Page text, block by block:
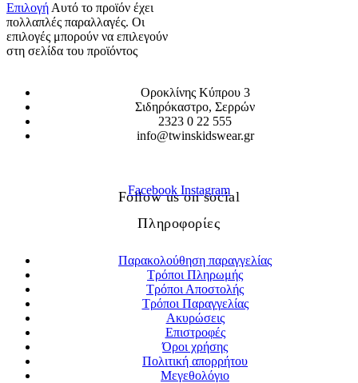
Επιλογή Αυτό το προϊόν έχει
πολλαπλές παραλλαγές. Οι
επιλογές μπορούν να επιλεγούν
στη σελίδα του προϊόντος
Οροκλίνης Κύπρου 3
Σιδηρόκαστρο, Σερρών
2323 0 22 555
info@twinskidswear.gr
Follow us on social
Facebook Instagram
Πληροφορίες
Παρακολούθηση παραγγελίας
Τρόποι Πληρωμής
Τρόποι Αποστολής
Τρόποι Παραγγελίας
Ακυρώσεις
Επιστροφές
Όροι χρήσης
Πολιτική απορρήτου
Μεγεθολόγιο